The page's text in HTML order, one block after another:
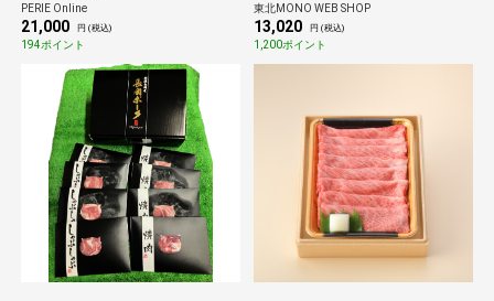
PERIE Online
21,000 円 (税込)
194ポイント
東北MONO WEB SHOP
13,020 円 (税込)
1,200ポイント